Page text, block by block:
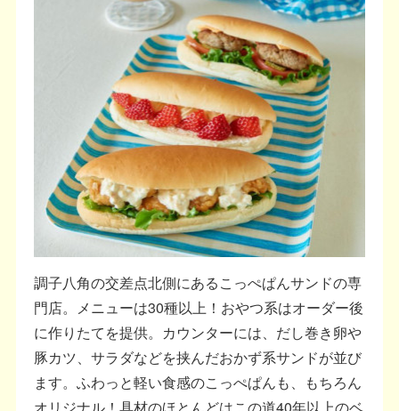
調子八角の交差点北側にあるこっぺぱんサンドの専
門店。メニューは30種以上！おやつ系はオーダー後
に作りたてを提供。カウンターには、だし巻き卵や
豚カツ、サラダなどを挟んだおかず系サンドが並び
ます。ふわっと軽い食感のこっぺぱんも、もちろん